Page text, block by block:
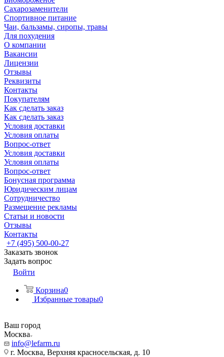
Сахарозаменители
Спортивное питание
Чаи, бальзамы, сиропы, травы
Для похудения
О компании
Вакансии
Лицензии
Отзывы
Реквизиты
Контакты
Покупателям
Как сделать заказ
Как сделать заказ
Условия доставки
Условия оплаты
Вопрос-ответ
Условия доставки
Условия оплаты
Вопрос-ответ
Бонусная программа
Юридическим лицам
Сотрудничество
Размещение рекламы
Статьи и новости
Отзывы
Контакты
+7 (495) 500-00-27
Заказать звонок
Задать вопрос
Войти
Корзина0
Избранные товары0
Ваш город
Москва
info@lefarm.ru
г. Москва, Верхняя красносельская, д. 10